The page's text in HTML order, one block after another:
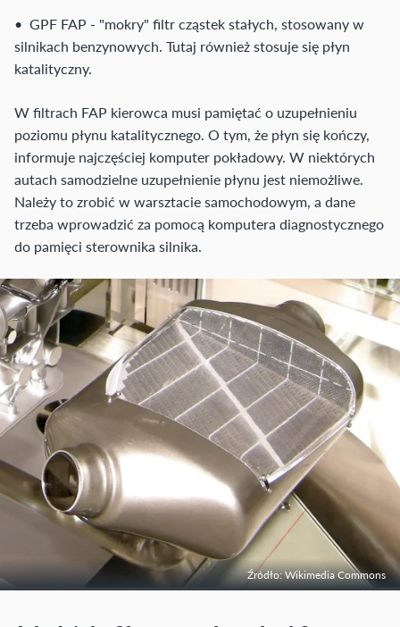
• GPF FAP - "mokry" filtr cząstek stałych, stosowany w
silnikach benzynowych. Tutaj również stosuje się płyn
katalityczny.
W filtrach FAP kierowca musi pamiętać o uzupełnieniu
poziomu płynu katalitycznego. O tym, że płyn się kończy,
informuje najczęściej komputer pokładowy. W niektórych
autach samodzielne uzupełnienie płynu jest niemożliwe.
Należy to zrobić w warsztacie samochodowym, a dane
trzeba wprowadzić za pomocą komputera diagnostycznego
do pamięci sterownika silnika.
Źródło: Wikimedia Commons